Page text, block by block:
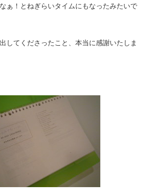
ぁ！とねぎらいタイムにもなったみたいで
してくださったこと、本当に感謝いたしま